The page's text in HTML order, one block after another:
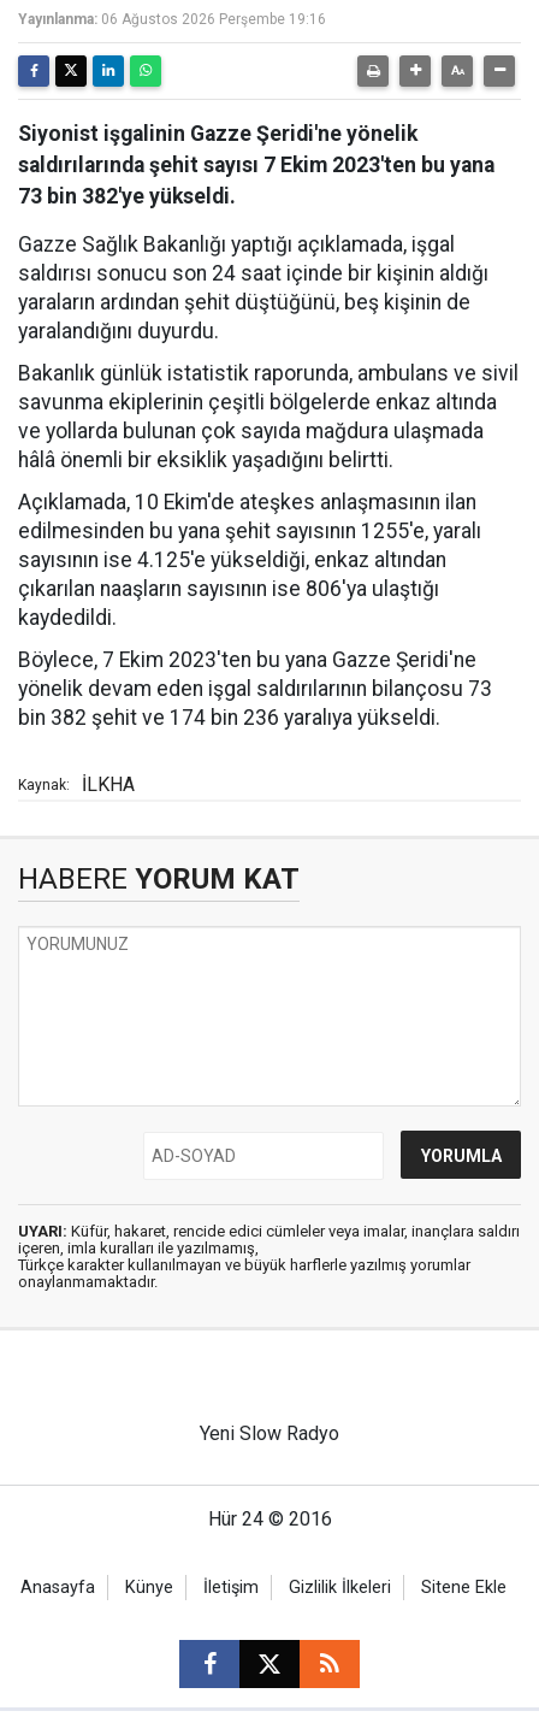
Yayınlanma: 06 Ağustos 2026 Perşembe 19:16
Siyonist işgalinin Gazze Şeridi'ne yönelik
saldırılarında şehit sayısı 7 Ekim 2023'ten bu yana
73 bin 382'ye yükseldi.
Gazze Sağlık Bakanlığı yaptığı açıklamada, işgal
saldırısı sonucu son 24 saat içinde bir kişinin aldığı
yaraların ardından şehit düştüğünü, beş kişinin de
yaralandığını duyurdu.
Bakanlık günlük istatistik raporunda, ambulans ve sivil
savunma ekiplerinin çeşitli bölgelerde enkaz altında
ve yollarda bulunan çok sayıda mağdura ulaşmada
hâlâ önemli bir eksiklik yaşadığını belirtti.
Açıklamada, 10 Ekim'de ateşkes anlaşmasının ilan
edilmesinden bu yana şehit sayısının 1255'e, yaralı
sayısının ise 4.125'e yükseldiği, enkaz altından
çıkarılan naaşların sayısının ise 806'ya ulaştığı
kaydedildi.
Böylece, 7 Ekim 2023'ten bu yana Gazze Şeridi'ne
yönelik devam eden işgal saldırılarının bilançosu 73
bin 382 şehit ve 174 bin 236 yaralıya yükseldi.
Kaynak: İLKHA
HABERE YORUM KAT
UYARI: Küfür, hakaret, rencide edici cümleler veya imalar, inançlara saldırı
içeren, imla kuralları ile yazılmamış,
Türkçe karakter kullanılmayan ve büyük harflerle yazılmış yorumlar
onaylanmamaktadır.
Yeni Slow Radyo
Hür 24 © 2016
Anasayfa Künye İletişim Gizlilik İlkeleri Sitene Ekle